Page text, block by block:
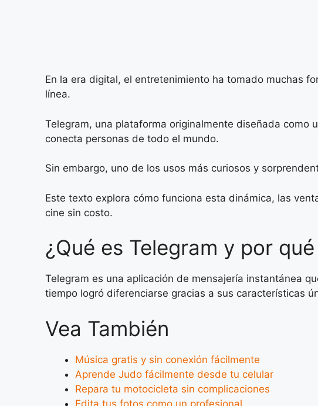
En la era digital, el entretenimiento ha tomado muchas
línea.
Telegram, una plataforma originalmente diseñada como
conecta personas de todo el mundo.
Sin embargo, uno de los usos más curiosos y
Este texto explora cómo funciona esta dinámica, las
cine sin costo.
¿Qué es Telegram y por
Telegram es una aplicación de mensajería instantánea
tiempo logró diferenciarse gracias a sus características
Vea También
Música gratis y sin conexión fácilmente
Aprende Judo fácilmente desde tu celular
Repara tu motocicleta sin complicaciones
Edita tus fotos como un profesional